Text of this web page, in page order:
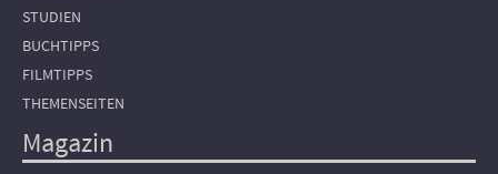
STUDIEN
BUCHTIPPS
FILMTIPPS
THEMENSEITEN
Magazin